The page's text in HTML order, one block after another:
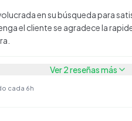
en su búsqueda para
el cliente se agradece la
Ver2reseñas más
cada 6h